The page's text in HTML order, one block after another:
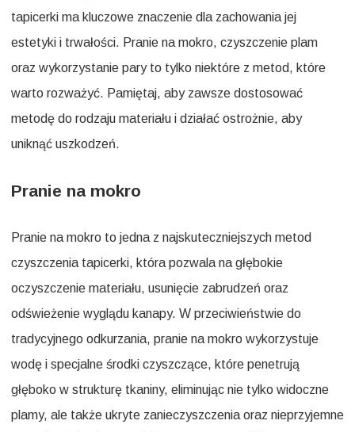
tapicerki ma kluczowe znaczenie dla zachowania jej
estetyki i trwałości. Pranie na mokro, czyszczenie plam
oraz wykorzystanie pary to tylko niektóre z metod, które
warto rozważyć. Pamiętaj, aby zawsze dostosować
metodę do rodzaju materiału i działać ostrożnie, aby
uniknąć uszkodzeń.
Pranie na mokro
Pranie na mokro to jedna z najskuteczniejszych metod
czyszczenia tapicerki, która pozwala na głębokie
oczyszczenie materiału, usunięcie zabrudzeń oraz
odświeżenie wyglądu kanapy. W przeciwieństwie do
tradycyjnego odkurzania, pranie na mokro wykorzystuje
wodę i specjalne środki czyszczące, które penetrują
głęboko w strukturę tkaniny, eliminując nie tylko widoczne
plamy, ale także ukryte zanieczyszczenia oraz nieprzyjemne